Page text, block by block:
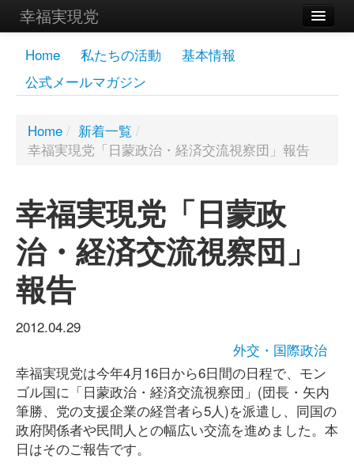
幸福実現党
メンバーズページ
党員
お問い合わせ
Home 私たちの活動
基本情報
公式メールマガジン
Home / 新着一覧 /
幸福実現党「日蒙政治・経済交流視察団」報告
幸福実現党「日蒙政
治・経済交流視察団」
報告
2012.04.29
外交・国際政治
幸福実現党は今年4月16日から6日間の日程で、モン
ゴル国に「日蒙政治・経済交流視察団」(団長・矢内
筆勝、党の支援企業の経営者ら5人)を派遣し、同国の
政府関係者や民間人との幅広い交流を進めました。本
日はそのご報告です。